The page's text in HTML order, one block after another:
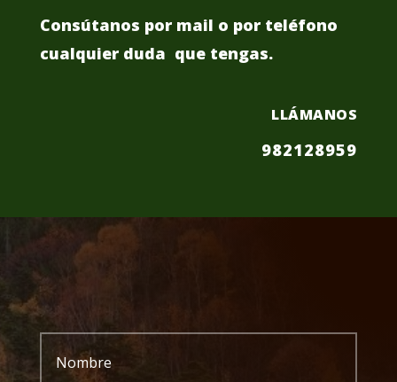
Consútanos por mail o por teléfono
cualquier duda que tengas.
LLÁMANOS
982128959